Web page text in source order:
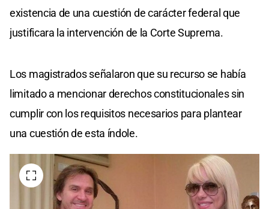
existencia de una cuestión de carácter federal que
justificara la intervención de la Corte Suprema.
Los magistrados señalaron que su recurso se había
limitado a mencionar derechos constitucionales sin
cumplir con los requisitos necesarios para plantear
una cuestión de esta índole.